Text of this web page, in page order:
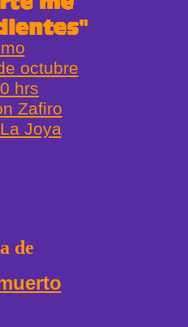
octubre
hrs
Zafiro
Joya
de